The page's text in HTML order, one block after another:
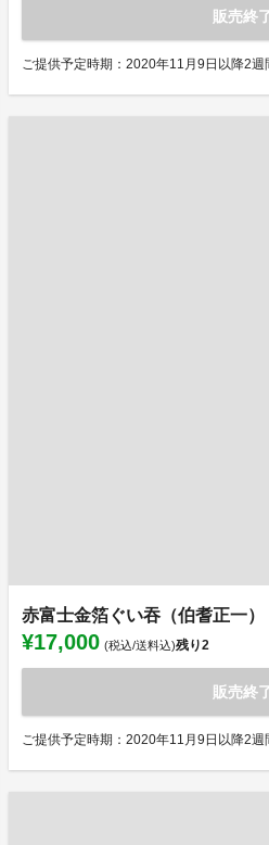
販売終
ご提供予定時期：2020年11月9日以降2週
赤富士金箔ぐい吞（伯耆正一）
¥17,000 (税込/送料込)残り2
販売終
ご提供予定時期：2020年11月9日以降2週